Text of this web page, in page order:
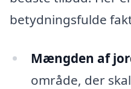
betydningsfulde
Mængden af
område, der